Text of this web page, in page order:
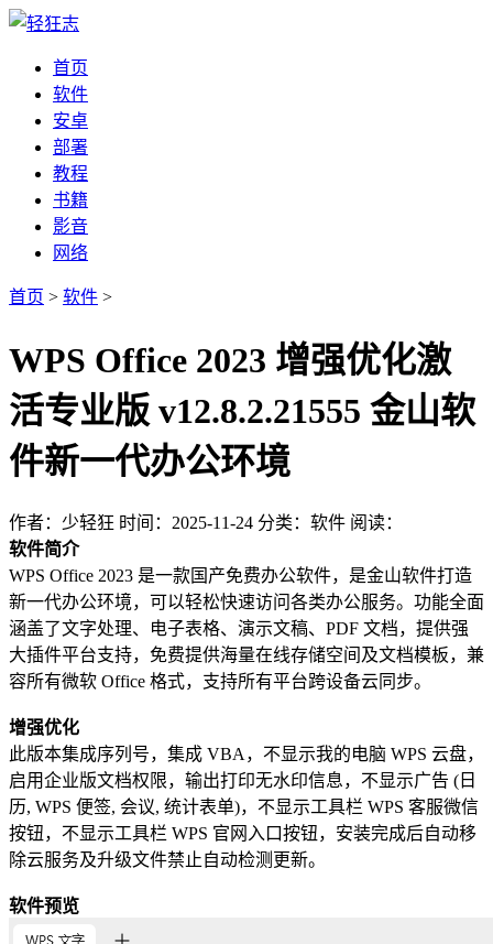
首页
软件
安卓
部署
教程
书籍
影音
网络
首页 > 软件 >
WPS Office 2023 增强优化激
活专业版 v12.8.2.21555 金山软
件新一代办公环境
作者：少轻狂 时间：2025-11-24 分类：软件 阅读：
软件简介
WPS Office 2023 是一款国产免费办公软件，是金山软件打造
新一代办公环境，可以轻松快速访问各类办公服务。功能全面
涵盖了文字处理、电子表格、演示文稿、PDF 文档，提供强
大插件平台支持，免费提供海量在线存储空间及文档模板，兼
容所有微软 Office 格式，支持所有平台跨设备云同步。
增强优化
此版本集成序列号，集成 VBA，不显示我的电脑 WPS 云盘，
启用企业版文档权限，输出打印无水印信息，不显示广告 (日
历, WPS 便签, 会议, 统计表单)，不显示工具栏 WPS 客服微信
按钮，不显示工具栏 WPS 官网入口按钮，安装完成后自动移
除云服务及升级文件禁止自动检测更新。
软件预览